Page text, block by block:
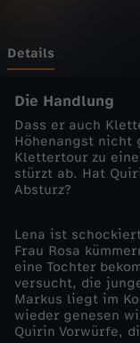
i
n
F
a
l
l
v
Details
Die Handlung
Dass er auch
Höhenangst nicht
Klettertour zu
stürzt ab. Hat
Absturz?
Lena ist
Frau Rosa
eine Tochter
versucht, die
Markus liegt im
wieder genesen
Quirin Vorwürfe,